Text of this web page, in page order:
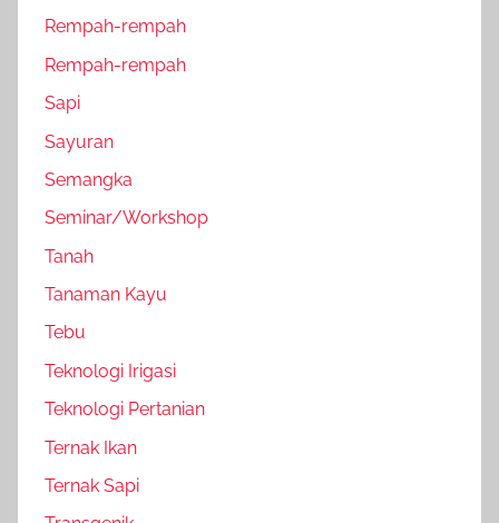
Rempah-rempah
Rempah-rempah
Sapi
Sayuran
Semangka
Seminar/Workshop
Tanah
Tanaman Kayu
Tebu
Teknologi Irigasi
Teknologi Pertanian
Ternak Ikan
Ternak Sapi